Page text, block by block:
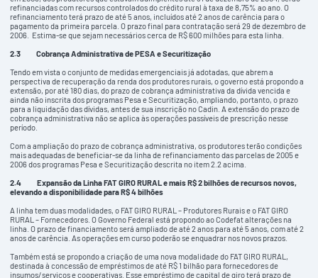
refinanciadas com recursos controlados do crédito rural à taxa de 8,75% ao ano. O
refinanciamento terá prazo de até 5 anos, incluídos até 2 anos de carência para o
pagamento da primeira parcela. O prazo final para contratação será 29 de dezembro de
2006. Estima-se que sejam necessários cerca de R$ 600 milhões para esta linha.
2.3Cobrança Administrativa de PESA e Securitização
Tendo em vista o conjunto de medidas emergenciais já adotadas, que abrem a
perspectiva de recuperação da renda dos produtores rurais, o governo está propondo a
extensão, por até 180 dias, do prazo de cobrança administrativa da dívida vencida e
ainda não inscrita dos programas Pesa e Securitização, ampliando, portanto, o prazo
para a liquidação das dívidas, antes de sua inscrição no Cadin. A extensão do prazo de
cobrança administrativa não se aplica às operações passíveis de prescrição nesse
período.
Com a ampliação do prazo de cobrança administrativa, os produtores terão condições
mais adequadas de beneficiar-se da linha de refinanciamento das parcelas de 2005 e
2006 dos programas Pesa e Securitização descrita no item 2.2 acima.
2.4Expansão da Linha FAT GIRO RURAL e mais R$ 2 bilhões de recursos novos,
elevando a disponibilidade para R$ 4 bilhões
A linha tem duas modalidades, o FAT GIRO RURAL – Produtores Rurais e o FAT GIRO
RURAL – Fornecedores. O Governo Federal está propondo ao Codefat alterações na
linha. O prazo de financiamento será ampliado de até 2 anos para até 5 anos, com até 2
anos de carência. As operações em curso poderão se enquadrar nos novos prazos.
Também está se propondo a criação de uma nova modalidade do FAT GIRO RURAL,
destinada à concessão de empréstimos de até R$ 1 bilhão para fornecedores de
insumos/serviços e cooperativas. Esse empréstimo de capital de giro terá prazo de